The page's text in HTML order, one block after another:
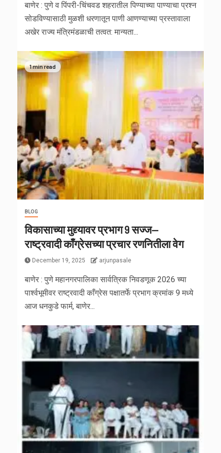
बाणेर : पुणे व पिंपरी-चिंचवड शहरातील पिण्याच्या पाण्याचा प्रश्न
सोडविण्यासाठी मुळशी धरणातून पाणी आणण्याच्या प्रस्तावाला
अखेर राज्य मंत्रिमंडळाची तत्वत: मान्यता...
1 min read
BLOG
विकासाच्या मुद्द्यावर प्रभाग 9 सज्ज—
राष्ट्रवादी काँग्रेसच्या प्रचार रणनितीला वेग
December 19, 2025 arjunpasale
बाणेर : पुणे महानगरपालिका सार्वत्रिक निवडणूक 2026 च्या
पार्श्वभूमीवर राष्ट्रवादी काँग्रेस पक्षातर्फे प्रभाग क्रमांक 9 मध्ये
आज धनकुडे फार्म, बाणेर...